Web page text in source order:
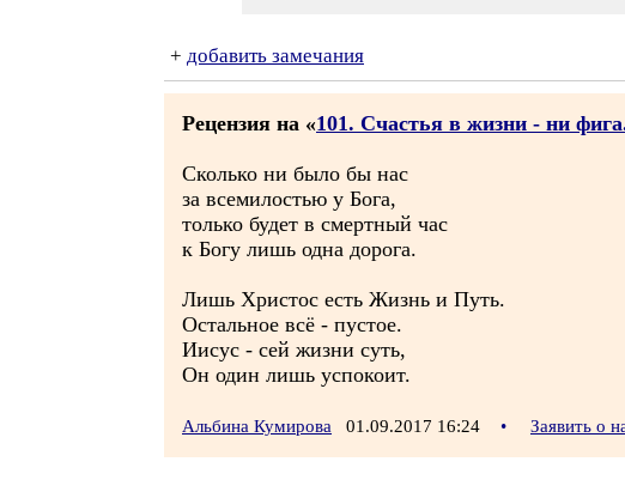
+ добавить замечания
Рецензия на «101. Счастья в жизни - ни
Сколько ни было бы нас
за всемилостью у Бога,
только будет в смертный час
к Богу лишь одна дорога.
Лишь Христос есть Жизнь и Путь.
Остальное всё - пустое.
Иисус - сей жизни суть,
Он один лишь успокоит.
Альбина Кумирова 01.09.2017 16:24 • Заявить о